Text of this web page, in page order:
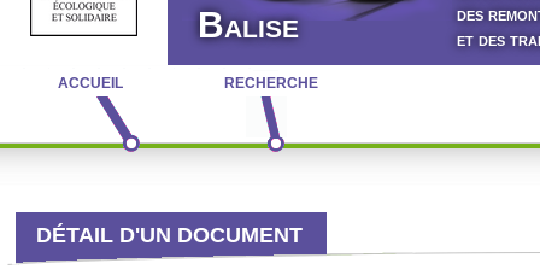
Balise
des
et des
ACCUEIL RECHERCHE
DÉTAIL D'UN DOCUMENT